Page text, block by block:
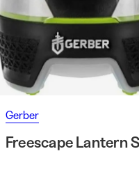
Gerber
Freescape Lantern